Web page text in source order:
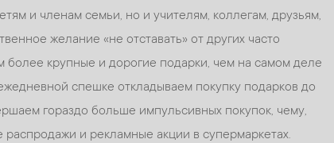
и членам семьи, но и учителям, коллегам, друзьям,
желание «не отставать» от других часто
более крупные и дорогие подарки, чем на самом деле
спешке откладываем покупку подарков до
гораздо больше импульсивных покупок, чему,
и рекламные акции в супермаркетах.